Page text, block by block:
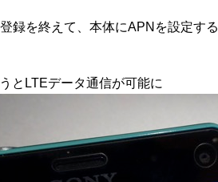
録を終えて、本体にAPNを設定す
とLTEデータ通信が可能に